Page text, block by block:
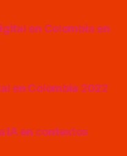
en Colombia en
en Colombia 2022
IA en contextos